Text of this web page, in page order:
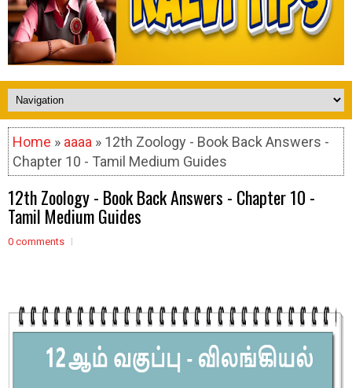
Home » aaaa » 12th Zoology - Book Back Answers -
Chapter 10 - Tamil Medium Guides
12th Zoology - Book Back Answers - Chapter 10 -
Tamil Medium Guides
0 comments